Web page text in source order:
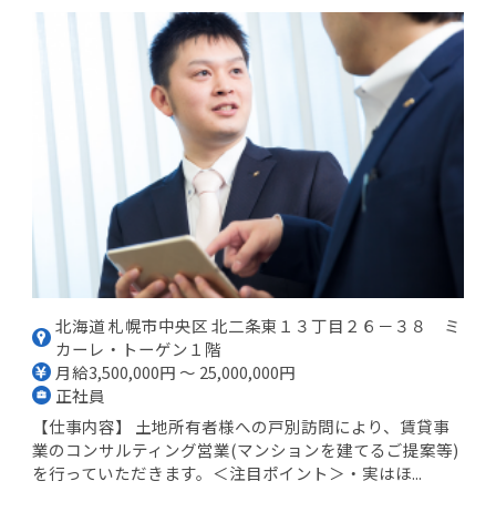
北海道 札幌市中央区 北二条東１３丁目２６－３８ ミ
カーレ・トーゲン１階
月給3,500,000円 ～ 25,000,000円
正社員
【仕事内容】 土地所有者様への戸別訪問により、賃貸事
業のコンサルティング営業(マンションを建てるご提案等)
を行っていただきます。＜注目ポイント＞・実はほ...